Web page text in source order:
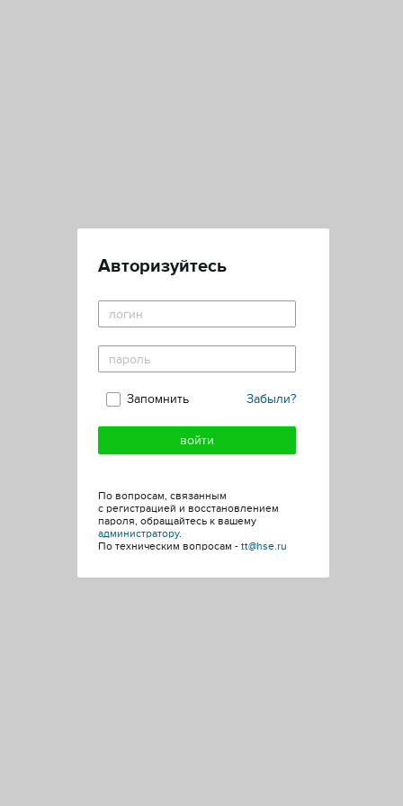
Авторизуйтесь
Забыли?
Запомнить
По вопросам, связанным
с регистрацией и восстановлением
пароля, обращайтесь к вашему
администратору.
По техническим вопросам - tt@hse.ru